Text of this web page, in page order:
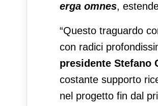
erga omnes,
“Questo traguardo
con radici
presidente Stefano
costante supporto
nel progetto fin dal